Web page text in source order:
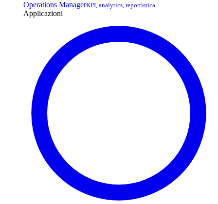
Operations ManagerKPI, analytics, reportistica
Applicazioni